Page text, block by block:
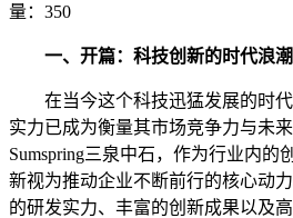
量： 350
一、开篇：科技创新的时代浪潮
在当今这个科技迅猛发展的时代
实力已成为衡量其市场竞争力与未
Sumspring三泉中石，作为行业内的
新视为推动企业不断前行的核心动
的研发实力、丰富的创新成果以及